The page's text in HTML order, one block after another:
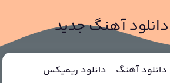
دانلود آهنگ جدید
دانلود آهنگ
دانلود ریمیکس